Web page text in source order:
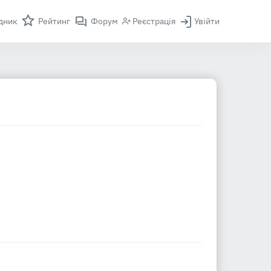
Рейтинг Форум Реєстрація Увійти